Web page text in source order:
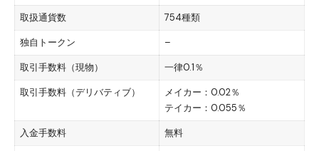
取扱通貨数 754種類
独自トークン –
取引手数料（現物） 一律0.1％
取引手数料（デリバティブ）
メイカー：0.02％
テイカー：0.055％
入金手数料 無料